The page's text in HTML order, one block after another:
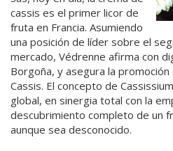
cassis es el primer licor de
fruta en Francia. Asumiendo
una posición de líder sobre el
mercado, Védrenne afirma con
Borgoña, y asegura la
Cassis. El concepto de
global, en sinergia total con la
descubrimiento completo de un
aunque sea desconocido.